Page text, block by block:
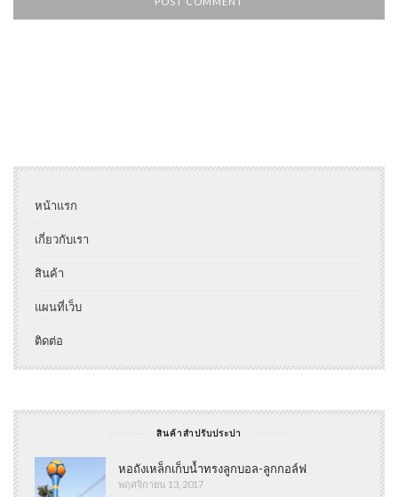
หน้าแรก
เกี่ยวกับเรา
สินค้า
แผนที่เว็บ
ติดต่อ
สินค้าสำปรับประปา
หอถังเหล็กเก็บน้ำทรงลูกบอล-ลูกกอล์ฟ
พฤศจิกายน 13, 2017